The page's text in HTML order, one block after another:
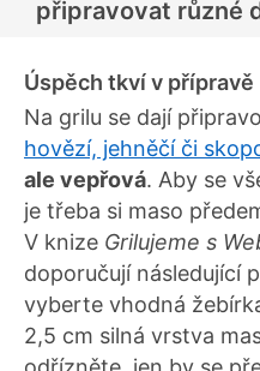
připravovat různé
Úspěch tkví v přípravě
Na grilu se dají
hovězí, jehněčí či
ale vepřová. Aby se
je třeba si maso
V knize Grilujeme s
doporučují následující
vyberte vhodná
2,5 cm silná vrstva